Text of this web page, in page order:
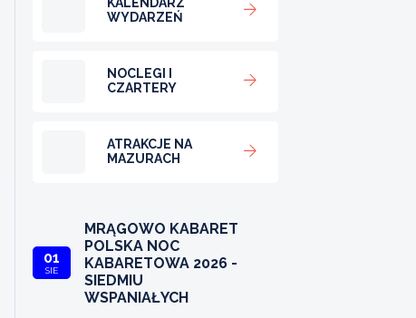
KALENDARZ
WYDARZEŃ
NOCLEGI I
CZARTERY
ATRAKCJE NA
MAZURACH
01
SIE
MRĄGOWO KABARET
POLSKA NOC
KABARETOWA 2026 -
SIEDMIU
WSPANIAŁYCH